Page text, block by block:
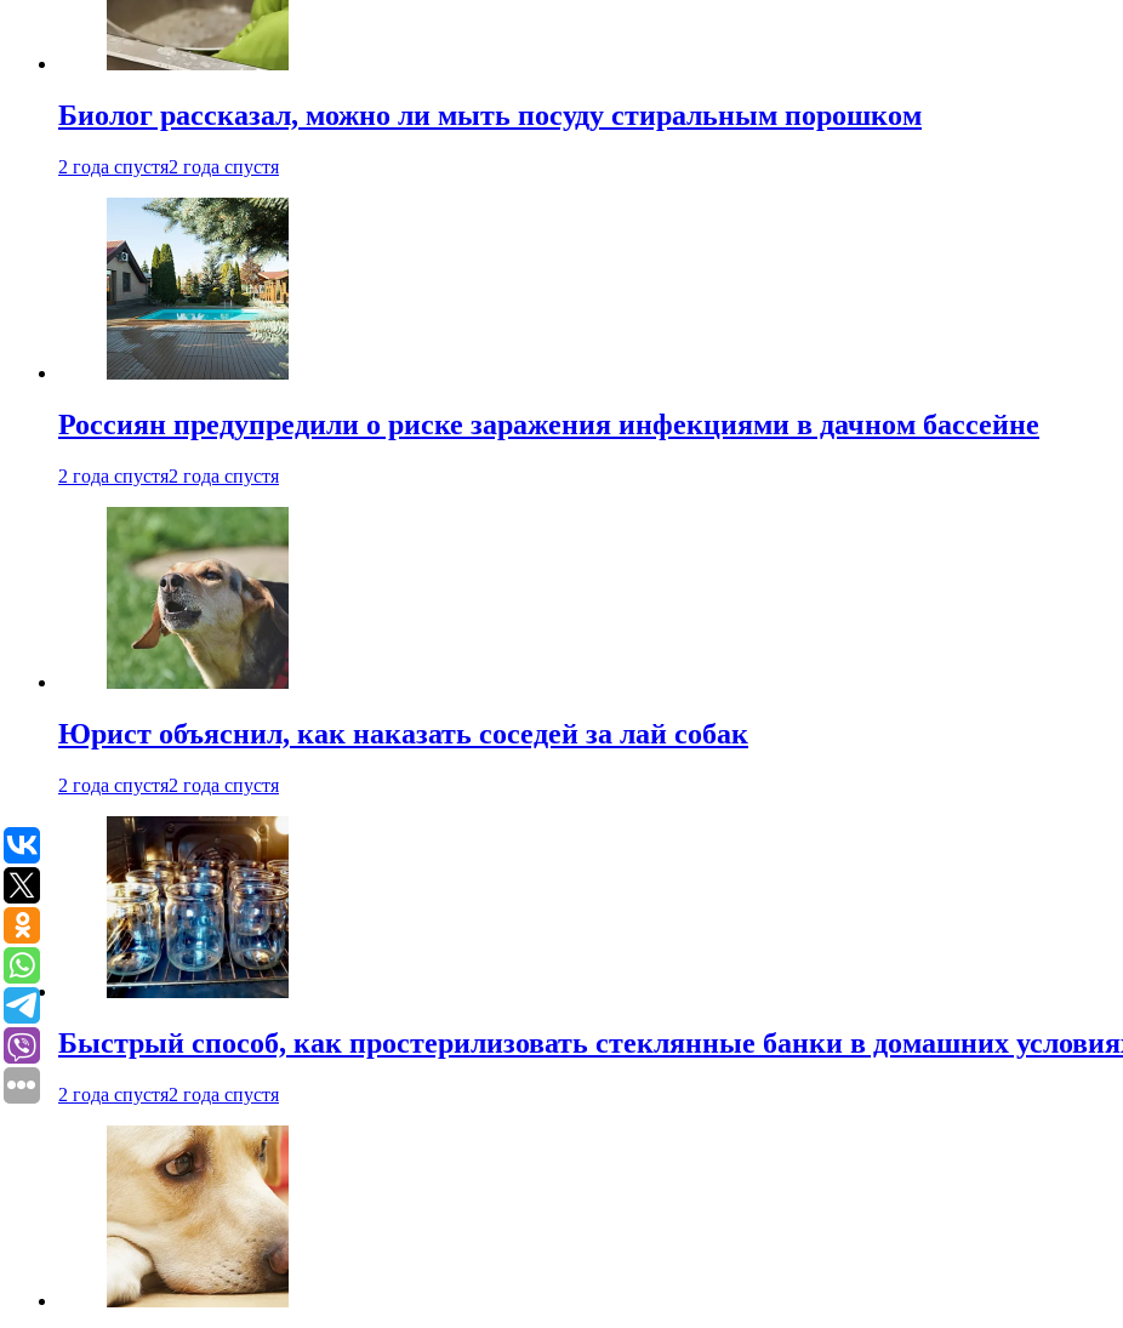
Биолог рассказал, можно ли мыть посуду стиральным порошком
2 года спустя2 года спустя
Россиян предупредили о риске заражения инфекциями в дачном бассейне
2 года спустя2 года спустя
Юрист объяснил, как наказать соседей за лай собак
2 года спустя2 года спустя
Быстрый способ, как простерилизовать стеклянные банки в домашних
2 года спустя2 года спустя